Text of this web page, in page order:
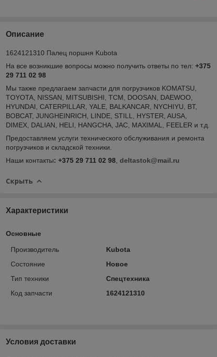
Описание
1624121310 Палец поршня Kubota
На все возникшие вопросы можно получить ответы по тел: +375
29 711 02 98
Мы также предлагаем запчасти для погрузчиков KOMATSU,
TOYOTA, NISSAN, MITSUBISHI, TCM, DOOSAN, DAEWOO,
HYUNDAI, CATERPILLAR, YALE, BALKANCAR, NYCHIYU, BT,
BOBCAT, JUNGHEINRICH, LINDE, STILL, HYSTER, AUSA,
DIMEX, DALIAN, HELI, HANGCHA, JAC, MAXIMAL, FEELER и т.д.
Предоставляем услуги технического обслуживания и ремонта
погрузчиков и складской техники.
Наши контакты: +375 29 711 02 98 deltastok@mail.ru
Скрыть
Характеристики
Основные
Производитель
Kubota
Состояние
Новое
Тип техники
Спецтехника
Код запчасти
1624121310
Условия доставки